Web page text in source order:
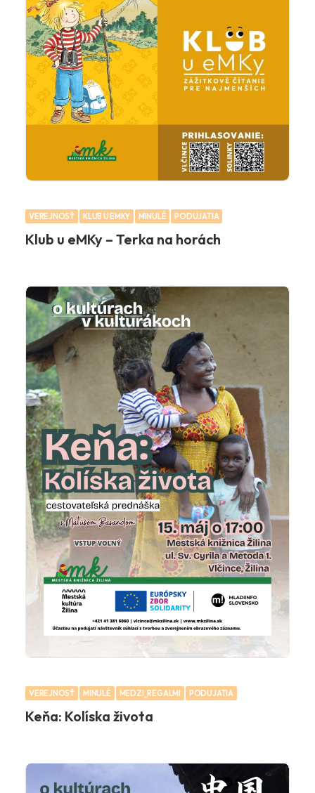
VEREJNOSŤ KLUB U EMKY MINULÉ PODUJATIA
Klub u eMKy – Terka na horách
VEREJNOSŤ MINULÉ MEDZI_REGALMI PODUJATIA
Keňa: Kolíska života